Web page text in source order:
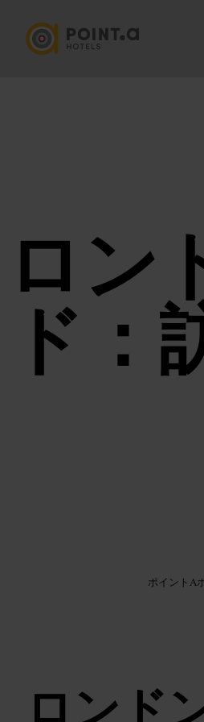
ロン
ド
ポイントA
ロンド